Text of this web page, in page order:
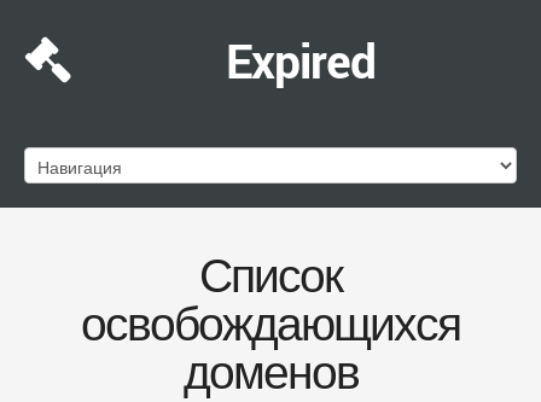
Expired
Список
освобождающихся
доменов